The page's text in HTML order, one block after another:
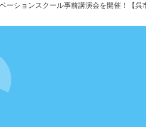
ーションスクール事前講演会を開催！【